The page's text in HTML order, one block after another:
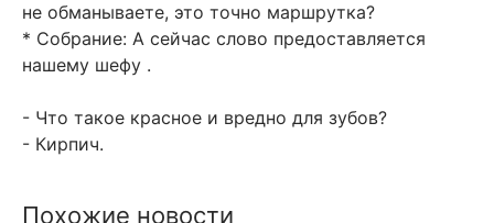
не обманываете, это точно маршрутка?
* Собрание: А сейчас слово предоставляется
нашему шефу .
- Что такое красное и вредно для зубов?
- Кирпич.
Похожие новости